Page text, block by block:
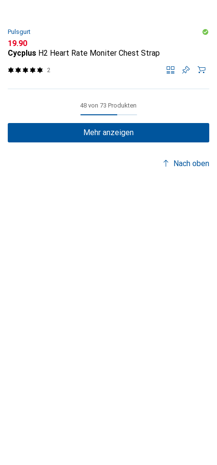
Pulsgurt
CHF
19.90
Cycplus H2 Heart Rate Moniter Chest Strap
2
48 von 73 Produkten
Mehr anzeigen
Nach oben